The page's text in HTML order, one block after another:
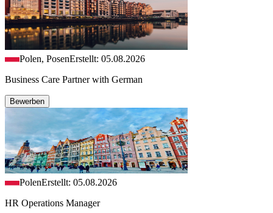
Polen, PosenErstellt: 05.08.2026
Business Care Partner with German
Bewerben
PolenErstellt: 05.08.2026
HR Operations Manager